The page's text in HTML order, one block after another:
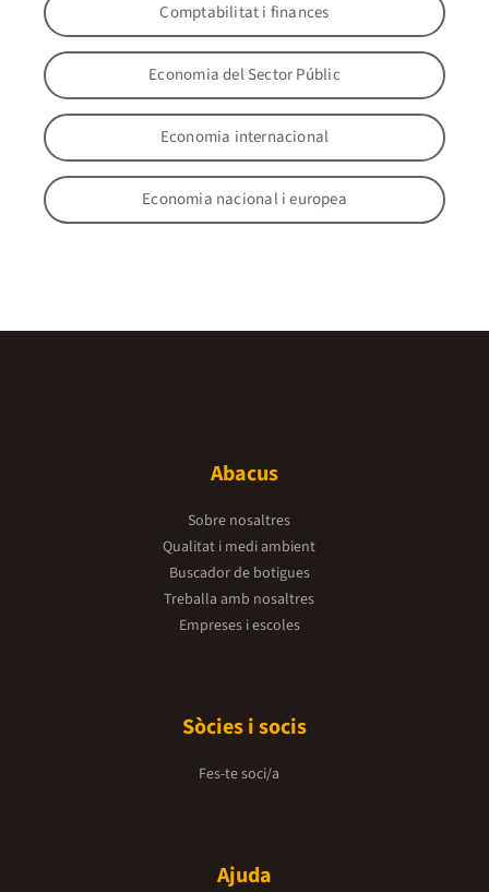
Comptabilitat i finances
Economia del Sector Públic
Economia internacional
Economia nacional i europea
Abacus
Sobre nosaltres
Qualitat i medi ambient
Buscador de botigues
Treballa amb nosaltres
Empreses i escoles
Sòcies i socis
Fes-te soci/a
Ajuda